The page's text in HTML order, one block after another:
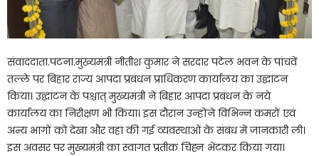
संवाददाता.पटना.मुख्यमंत्री नीतीश कुमार ने सरदार पटेल भवन के पांचवें
तल्ले पर बिहार राज्य आपदा प्रबंधन प्राधिकरण कार्यालय का उद्घाटन
किया। उद्घाटन के पश्चात् मुख्यमंत्री ने बिहार आपदा प्रबंधन के नये
कार्यालय का निरीक्षण भी किया। इस दौरान उन्होंने विभिन्न कमरों एवं
अन्य भागों को देखा और वहां की गई व्यवस्थाओं के संबंध में जानकारी ली।
इस अवसर पर मुख्यमंत्री का स्वागत प्रतीक चिह्न भेंटकर किया गया।